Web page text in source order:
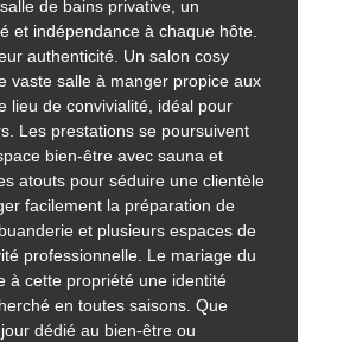
de bains privative, un
et indépendance à chaque hôte.
authenticité. Un salon cosy
vaste salle à manger propice aux
lieu de convivialité, idéal pour
Les prestations se poursuivent
bien-être avec sauna et
atouts pour séduire une clientèle
facilement la préparation de
et plusieurs espaces de
professionnelle. Le mariage du
à cette propriété une identité
en toutes saisons. Que
dédié au bien-être ou